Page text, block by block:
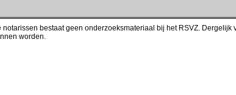
notarissen bestaat geen onderzoeksmateriaal bij het RSVZ.
worden.